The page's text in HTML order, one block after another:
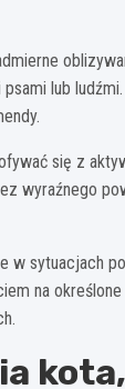
lub
się z
wyraźnego
w sytuacjach
na